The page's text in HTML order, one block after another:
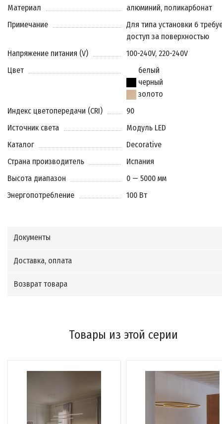
Материал
алюминий, поликарбонат
Примечание
Для типа установки 6
доступ за поверхностью
Напряжение питания (V)
100-240V, 220-240V
Цвет
белый
черный
золото
Индекс цветопередачи (CRI)
90
Источник света
Модуль LED
Каталог
Decorative
Страна производитель
Испания
Высота диапазон
0 — 5000 мм
Энергопотребление
100 Вт
Документы
Доставка, оплата
Возврат товара
Товары из этой серии